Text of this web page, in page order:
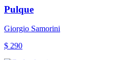
Pulque
Giorgio Samorini
$ 290